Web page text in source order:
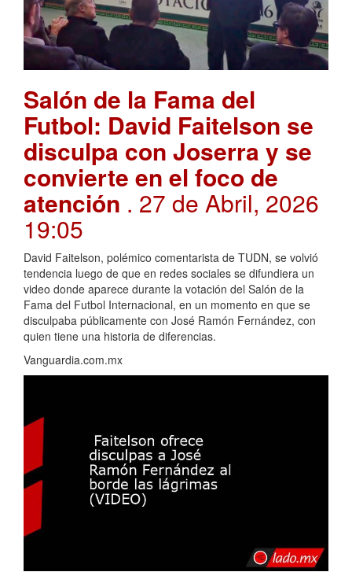
Salón de la Fama del
Futbol: David Faitelson se
disculpa con Joserra y se
convierte en el foco de
atención . 27 de Abril, 2026
19:05
David Faitelson, polémico comentarista de TUDN, se volvió
tendencia luego de que en redes sociales se difundiera un
video donde aparece durante la votación del Salón de la
Fama del Futbol Internacional, en un momento en que se
disculpaba públicamente con José Ramón Fernández, con
quien tiene una historia de diferencias.
Vanguardia.com.mx